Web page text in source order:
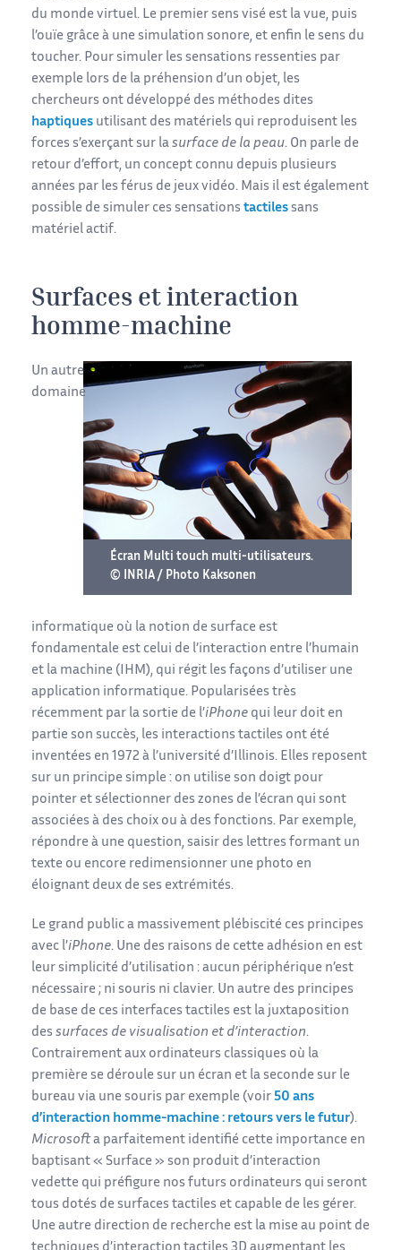
du monde virtuel. Le premier sens visé est la vue, puis
l’ouïe grâce à une simulation sonore, et enfin le sens du
toucher. Pour simuler les sensations ressenties par
exemple lors de la préhension d’un objet, les
chercheurs ont développé des méthodes dites
haptiques utilisant des matériels qui reproduisent les
forces s’exerçant sur la surface de la peau. On parle de
retour d’effort, un concept connu depuis plusieurs
années par les férus de jeux vidéo. Mais il est également
possible de simuler ces sensations tactiles sans
matériel actif.
Surfaces et interaction
homme-machine
Écran Multi touch multi-utilisateurs.
© INRIA / Photo Kaksonen
Un autre
domaine
informatique où la notion de surface est
fondamentale est celui de l’interaction entre l’humain
et la machine (IHM), qui régit les façons d’utiliser une
application informatique. Popularisées très
récemment par la sortie de l’iPhone qui leur doit en
partie son succès, les interactions tactiles ont été
inventées en 1972 à l’université d’Illinois. Elles reposent
sur un principe simple : on utilise son doigt pour
pointer et sélectionner des zones de l’écran qui sont
associées à des choix ou à des fonctions. Par exemple,
répondre à une question, saisir des lettres formant un
texte ou encore redimensionner une photo en
éloignant deux de ses extrémités.
Le grand public a massivement plébiscité ces principes
avec l’iPhone. Une des raisons de cette adhésion en est
leur simplicité d’utilisation : aucun périphérique n’est
nécessaire ; ni souris ni clavier. Un autre des principes
de base de ces interfaces tactiles est la juxtaposition
des surfaces de visualisation et d’interaction.
Contrairement aux ordinateurs classiques où la
première se déroule sur un écran et la seconde sur le
bureau via une souris par exemple (voir 50 ans
d’interaction homme-machine : retours vers le futur).
Microsofta parfaitement identifié cette importance en
baptisant « Surface » son produit d’interaction
vedette qui préfigure nos futurs ordinateurs qui seront
tous dotés de surfaces tactiles et capable de les gérer.
Une autre direction de recherche est la mise au point de